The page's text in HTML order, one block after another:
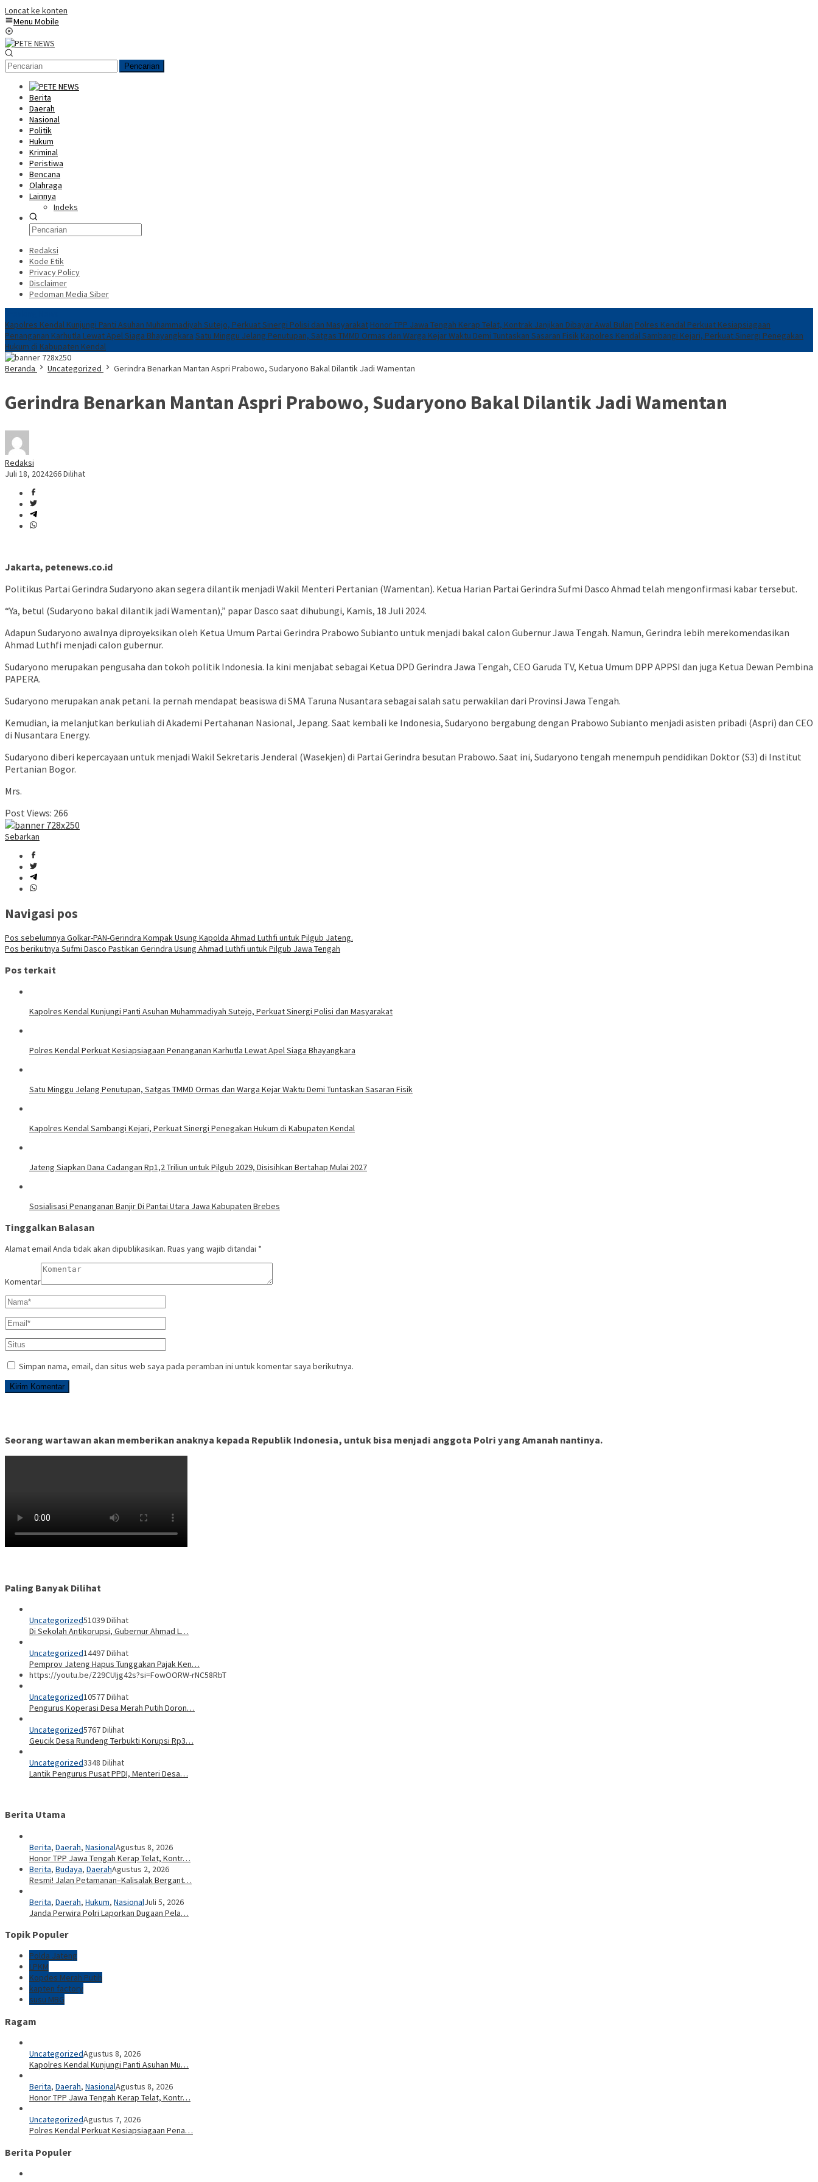
Loncat ke konten
Menu Mobile
Pencarian
Berita
Daerah
Nasional
Politik
Hukum
Kriminal
Peristiwa
Bencana
Olahraga
Lainnya
Indeks
Redaksi
Kode Etik
Privacy Policy
Disclaimer
Pedoman Media Siber
Kapolres Kendal Kunjungi Panti Asuhan Muhammadiyah Sutejo, Perkuat Sinergi Polisi dan Masyarakat Honor TPP Jawa Tengah Kerap Telat, Kontrak Janjikan Dibayar Awal Bulan Polres Kendal Perkuat Kesiapsiagaan
Penanganan Karhutla Lewat Apel Siaga Bhayangkara Satu Minggu Jelang Penutupan, Satgas TMMD Ormas dan Warga Kejar Waktu Demi Tuntaskan Sasaran Fisik Kapolres Kendal Sambangi Kejari, Perkuat Sinergi Penegakan
Hukum di Kabupaten Kendal
Beranda
Uncategorized Gerindra Benarkan Mantan Aspri Prabowo, Sudaryono Bakal Dilantik Jadi Wamentan
Gerindra Benarkan Mantan Aspri Prabowo, Sudaryono Bakal Dilantik Jadi Wamentan
Redaksi
Juli 18, 2024266 Dilihat
Jakarta, petenews.co.id
Politikus Partai Gerindra Sudaryono akan segera dilantik menjadi Wakil Menteri Pertanian (Wamentan). Ketua Harian Partai Gerindra Sufmi Dasco Ahmad telah mengonfirmasi kabar tersebut.
“Ya, betul (Sudaryono bakal dilantik jadi Wamentan),” papar Dasco saat dihubungi, Kamis, 18 Juli 2024.
Adapun Sudaryono awalnya diproyeksikan oleh Ketua Umum Partai Gerindra Prabowo Subianto untuk menjadi bakal calon Gubernur Jawa Tengah. Namun, Gerindra lebih merekomendasikan
Ahmad Luthfi menjadi calon gubernur.
Sudaryono merupakan pengusaha dan tokoh politik Indonesia. Ia kini menjabat sebagai Ketua DPD Gerindra Jawa Tengah, CEO Garuda TV, Ketua Umum DPP APPSI dan juga Ketua Dewan Pembina
PAPERA.
Sudaryono merupakan anak petani. Ia pernah mendapat beasiswa di SMA Taruna Nusantara sebagai salah satu perwakilan dari Provinsi Jawa Tengah.
Kemudian, ia melanjutkan berkuliah di Akademi Pertahanan Nasional, Jepang. Saat kembali ke Indonesia, Sudaryono bergabung dengan Prabowo Subianto menjadi asisten pribadi (Aspri) dan CEO
di Nusantara Energy.
Sudaryono diberi kepercayaan untuk menjadi Wakil Sekretaris Jenderal (Wasekjen) di Partai Gerindra besutan Prabowo. Saat ini, Sudaryono tengah menempuh pendidikan Doktor (S3) di Institut
Pertanian Bogor.
Mrs.
Post Views: 266
Sebarkan
Navigasi pos
Pos sebelumnya Golkar-PAN-Gerindra Kompak Usung Kapolda Ahmad Luthfi untuk Pilgub Jateng.
Pos berikutnya Sufmi Dasco Pastikan Gerindra Usung Ahmad Luthfi untuk Pilgub Jawa Tengah
Pos terkait
Kapolres Kendal Kunjungi Panti Asuhan Muhammadiyah Sutejo, Perkuat Sinergi Polisi dan Masyarakat
Polres Kendal Perkuat Kesiapsiagaan Penanganan Karhutla Lewat Apel Siaga Bhayangkara
Satu Minggu Jelang Penutupan, Satgas TMMD Ormas dan Warga Kejar Waktu Demi Tuntaskan Sasaran Fisik
Kapolres Kendal Sambangi Kejari, Perkuat Sinergi Penegakan Hukum di Kabupaten Kendal
Jateng Siapkan Dana Cadangan Rp1,2 Triliun untuk Pilgub 2029, Disisihkan Bertahap Mulai 2027
Sosialisasi Penanganan Banjir Di Pantai Utara Jawa Kabupaten Brebes
Tinggalkan Balasan
Alamat email Anda tidak akan dipublikasikan. Ruas yang wajib ditandai *
Komentar
Simpan nama, email, dan situs web saya pada peramban ini untuk komentar saya berikutnya.
Seorang wartawan akan memberikan anaknya kepada Republik Indonesia, untuk bisa menjadi anggota Polri yang Amanah nantinya.
Paling Banyak Dilihat
Uncategorized51039 Dilihat
Di Sekolah Antikorupsi, Gubernur Ahmad L…
Uncategorized14497 Dilihat
Pemprov Jateng Hapus Tunggakan Pajak Ken…
https://youtu.be/Z29CUIjg42s?si=FowOORW-rNC58RbT
Uncategorized10577 Dilihat
Pengurus Koperasi Desa Merah Putih Doron…
Uncategorized5767 Dilihat
Geucik Desa Rundeng Terbukti Korupsi Rp3…
Uncategorized3348 Dilihat
Lantik Pengurus Pusat PPDI, Menteri Desa…
Berita Utama
Berita, Daerah, NasionalAgustus 8, 2026
Honor TPP Jawa Tengah Kerap Telat, Kontr…
Berita, Budaya, DaerahAgustus 2, 2026
Resmi! Jalan Petamanan–Kalisalak Bergant…
Berita, Daerah, Hukum, NasionalJuli 5, 2026
Janda Perwira Polri Laporkan Dugaan Pela…
Topik Populer
Polda Jateng
LPKM
Kopdes Merah Putih
kapten factory
susu MBG
Ragam
UncategorizedAgustus 8, 2026
Kapolres Kendal Kunjungi Panti Asuhan Mu…
Berita, Daerah, NasionalAgustus 8, 2026
Honor TPP Jawa Tengah Kerap Telat, Kontr…
UncategorizedAgustus 7, 2026
Polres Kendal Perkuat Kesiapsiagaan Pena…
Berita Populer